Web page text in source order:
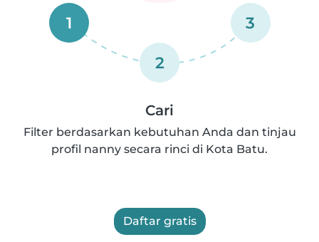
1
2
3
Cari
Filter berdasarkan kebutuhan Anda dan tinjau
profil nanny secara rinci di Kota Batu.
Daftar gratis